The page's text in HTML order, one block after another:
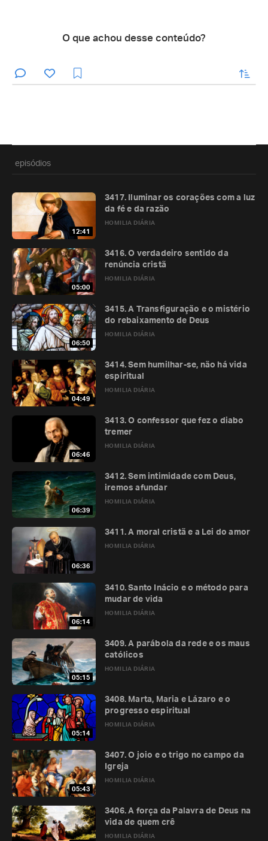
O que achou desse conteúdo?
enviar
episódios
12:41
HOMILIA DIÁRIA
3417. Iluminar os corações com a luz
da fé e da razão
05:00
HOMILIA DIÁRIA
3416. O verdadeiro sentido da
renúncia cristã
06:50
HOMILIA DIÁRIA
3415. A Transfiguração e o mistério
do rebaixamento de Deus
04:49
HOMILIA DIÁRIA
3414. Sem humilhar-se, não há vida
espiritual
06:46
HOMILIA DIÁRIA
3413. O confessor que fez o diabo
tremer
06:39
HOMILIA DIÁRIA
3412. Sem intimidade com Deus,
iremos afundar
06:36
HOMILIA DIÁRIA
3411. A moral cristã e a Lei do amor
06:14
HOMILIA DIÁRIA
3410. Santo Inácio e o método para
mudar de vida
05:15
HOMILIA DIÁRIA
3409. A parábola da rede e os maus
católicos
05:14
HOMILIA DIÁRIA
3408. Marta, Maria e Lázaro e o
progresso espiritual
05:43
HOMILIA DIÁRIA
3407. O joio e o trigo no campo da
Igreja
HOMILIA DIÁRIA
3406. A força da Palavra de Deus na
vida de quem crê